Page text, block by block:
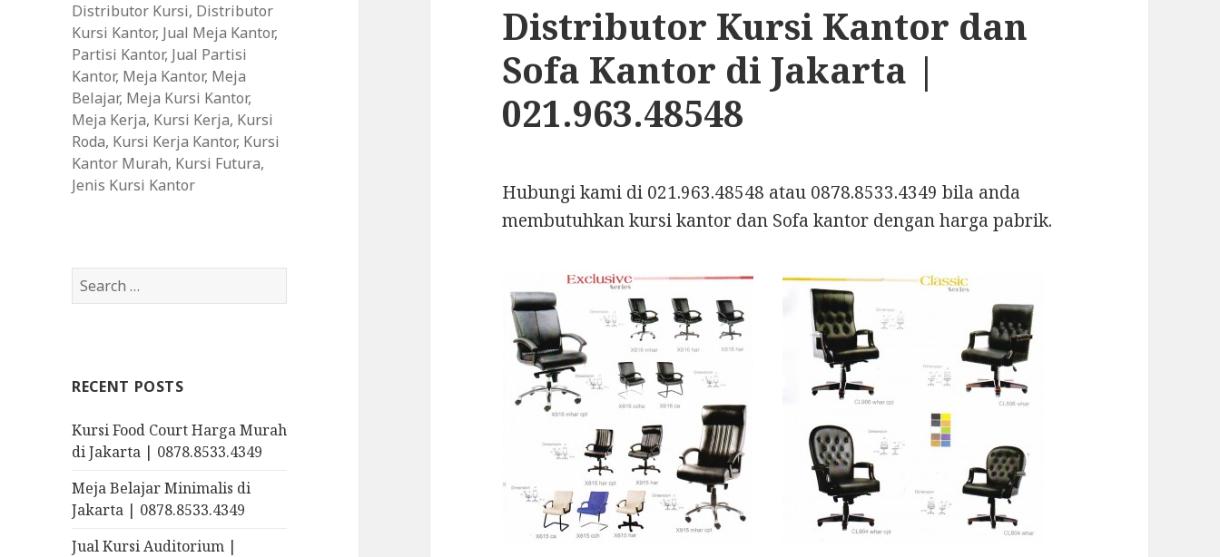
Distributor Kursi, Distributor
Kursi Kantor, Jual Meja Kantor,
Partisi Kantor, Jual Partisi
Kantor, Meja Kantor, Meja
Belajar, Meja Kursi Kantor,
Meja Kerja, Kursi Kerja, Kursi
Roda, Kursi Kerja Kantor, Kursi
Kantor Murah, Kursi Futura,
Jenis Kursi Kantor
S
e
h
o
r
RECENT POSTS
Kursi Food Court Harga Murah
di Jakarta | 0878.8533.4349
Meja Belajar Minimalis di
Jakarta | 0878.8533.4349
Jual Kursi Auditorium |
Distributor Kursi Kantor dan
Sofa Kantor di Jakarta |
021.963.48548
Hubungi kami di 021.963.48548 atau 0878.8533.4349 bila anda
membutuhkan kursi kantor dan Sofa kantor dengan harga pabrik.